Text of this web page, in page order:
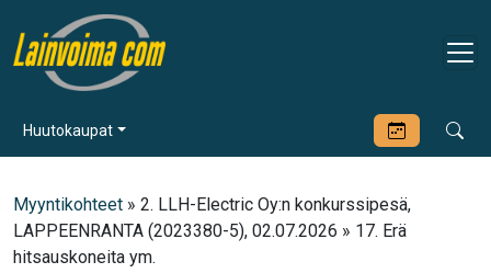
Huutokaupat
Myyntikohteet » 2. LLH-Electric Oy:n konkurssipesä,
LAPPEENRANTA (2023380-5), 02.07.2026 » 17. Erä
hitsauskoneita ym.